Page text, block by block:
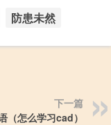
防患未然
下一篇
（怎么学习cad）